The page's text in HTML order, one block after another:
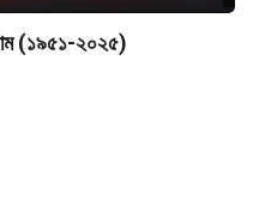
(১৯৫১-২০২৫)